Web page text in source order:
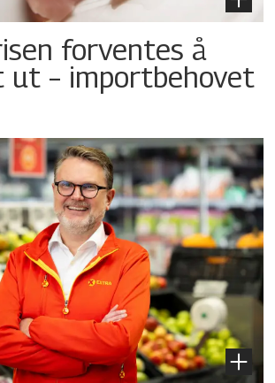
forventes å
ut – importbehovet